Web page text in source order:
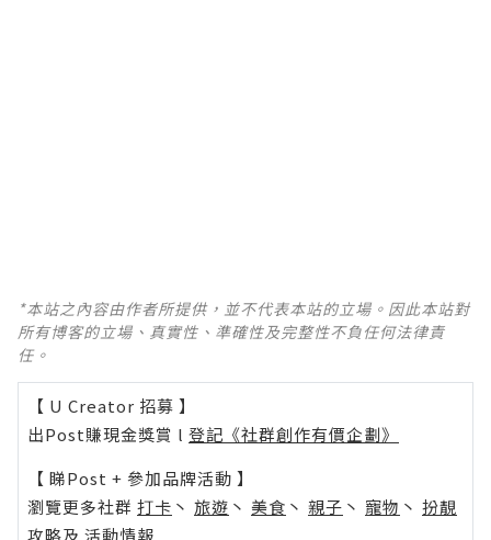
*本站之內容由作者所提供，並不代表本站的立場。因此本站對
所有博客的立場、真實性、準確性及完整性不負任何法律責
任。
【 U Creator 招募 】
出Post賺現金獎賞 l 登記《社群創作有價企劃》
【 睇Post + 參加品牌活動 】
瀏覽更多社群 打卡 丶 旅遊 丶 美食 丶 親子 丶 寵物 丶 扮靚
攻略及 活動情報